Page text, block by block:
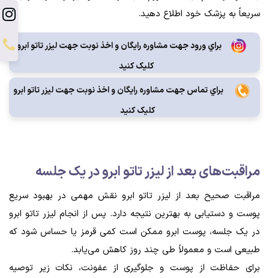
سریعاً به پزشک خود اطلاع دهید.
براي ورود جهت مشاوره رايگان و اخذ نوبت جهت لیزر تاتو ابرو
کليک کنيد
براي تماس جهت مشاوره رايگان و اخذ نوبت جهت لیزر تاتو ابرو
کليک کنيد
مراقبت‌های بعد از لیزر تاتو ابرو در یک جلسه
مراقبت صحیح بعد از لیزر تاتو ابرو نقش مهمی در بهبود سریع
پوست و دستیابی به بهترین نتیجه دارد. پس از انجام لیزر تاتو ابرو
در یک جلسه، پوست ابرو ممکن است کمی قرمز یا حساس شود که
طبیعی است و معمولاً طی چند روز کاهش می‌یابد.
برای حفاظت از پوست و جلوگیری از عفونت، نکات زیر توصیه